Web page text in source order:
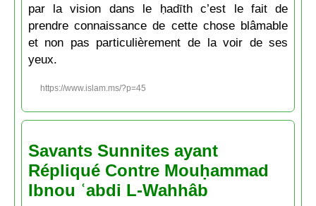
par la vision dans le ḥadīth c’est le fait de
prendre connaissance de cette chose blâmable
et non pas particulièrement de la voir de ses
yeux.
https://www.islam.ms/?p=45
Savants Sunnites ayant
Répliqué Contre Mouḥammad
Ibnou ʿabdi L-Wahhâb